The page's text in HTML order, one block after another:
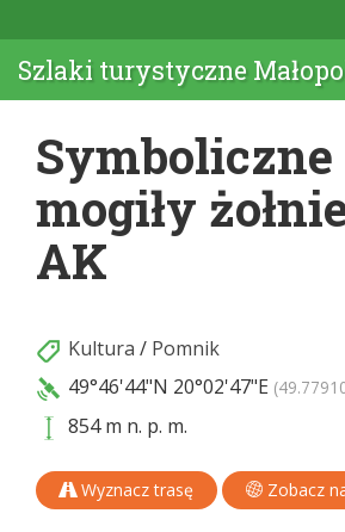
Szlaki turystyczne
Symboliczne
mogiły
AK
Kultura / Pomnik
49°46'44"N 20°02'47"E
854 m n. p. m.
Wyznacz trasę Zobacz